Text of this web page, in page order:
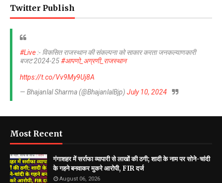
Twitter Publish
#Live :- विकसित राजस्थान की संकल्पना को साकार करता जनकल्याणकारी
बजट 2024-25#आपणो_अग्रणी_राजस्थान
https://t.co/Vv9My9Uj8A
— Bhajanlal Sharma (@BhajanlalBjp) July 10, 2024
Most Recent
गंगाशहर में सर्राफा व्यापारी से लाखों की ठगी; शादी के नाम पर सोने-चांदी
के गहने बनवाकर मुकरे आरोपी, FIR दर्ज
August 06, 2026